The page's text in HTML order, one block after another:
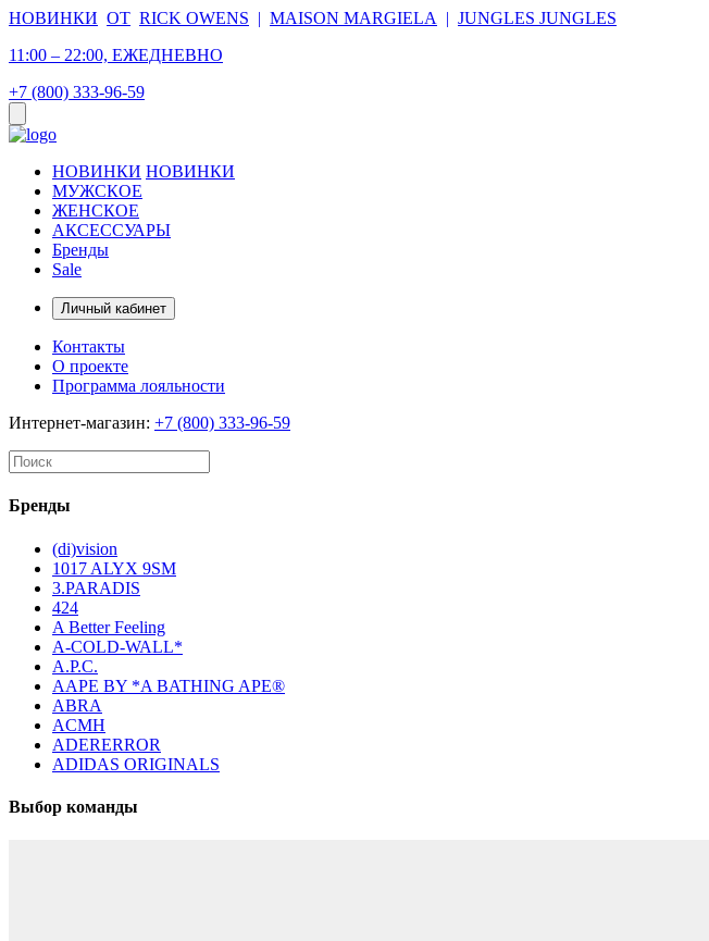
НОВИНКИ ОТ RICK OWENS | MAISON MARGIELA | JUNGLES JUNGLES
11:00 – 22:00, ЕЖЕДНЕВНО
+7 (800) 333-96-59
НОВИНКИ НОВИНКИ
МУЖСКОЕ
ЖЕНСКОЕ
АКСЕССУАРЫ
Бренды
Sale
Личный кабинет
Контакты
О проекте
Программа лояльности
Интернет-магазин: +7 (800) 333-96-59
Бренды
(di)vision
1017 ALYX 9SM
3.PARADIS
424
A Better Feeling
A-COLD-WALL*
A.P.C.
AAPE BY *A BATHING APE®
ABRA
ACMH
ADERERROR
ADIDAS ORIGINALS
Выбор команды